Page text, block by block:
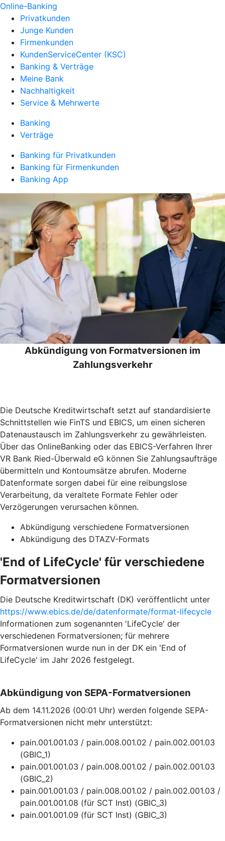
Online-Banking
Privatkunden
Junge Kunden
Firmenkunden
KundenServiceCenter (KSC)
Banking & Verträge
Meine Bank
Nachhaltigkeit
Service & Mehrwerte
Banking
Verträge
Banking für Privatkunden
Banking für Firmenkunden
Banking App
Abkündigung von Formatversionen im
Zahlungsverkehr
Die Deutsche Kreditwirtschaft setzt auf standardisierte
Schnittstellen wie FinTS und EBICS, um einen sicheren
Datenaustausch im Zahlungsverkehr zu gewährleisten.
Über das OnlineBanking oder das EBICS-Verfahren Ihrer
VR Bank Ried-Überwald eG können Sie Zahlungsaufträge
übermitteln und Kontoumsätze abrufen. Moderne
Datenformate sorgen dabei für eine reibungslose
Verarbeitung, da veraltete Formate Fehler oder
Verzögerungen verursachen können.
Abkündigung verschiedene Formatversionen
Abkündigung des DTAZV-Formats
'End of LifeCycle' für verschiedene
Formatversionen
Die Deutsche Kreditwirtschaft (DK) veröffentlicht unter
https://www.ebics.de/de/datenformate/format-lifecycle
Informationen zum sogenannten 'LifeCycle' der
verschiedenen Formatversionen; für mehrere
Formatversionen wurde nun in der DK ein 'End of
LifeCycle' im Jahr 2026 festgelegt.
Abkündigung von SEPA-Formatversionen
Ab dem 14.11.2026 (00:01 Uhr) werden folgende SEPA-
Formatversionen nicht mehr unterstützt:
pain.001.001.03 / pain.008.001.02 / pain.002.001.03
(GBIC_1)
pain.001.001.03 / pain.008.001.02 / pain.002.001.03
(GBIC_2)
pain.001.001.03 / pain.008.001.02 / pain.002.001.03 /
pain.001.001.08 (für SCT Inst) (GBIC_3)
pain.001.001.09 (für SCT Inst) (GBIC_3)